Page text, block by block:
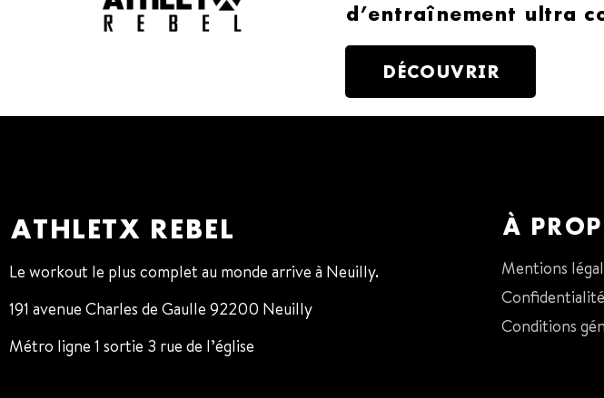
d’entraînement ultra
DÉCOUVRIR
ATHLETX REBEL
Le workout le plus complet au monde arrive à Neuilly.
191 avenue Charles de Gaulle 92200 Neuilly
Métro ligne 1 sortie 3 rue de l’église
À
Mentions
Conditions